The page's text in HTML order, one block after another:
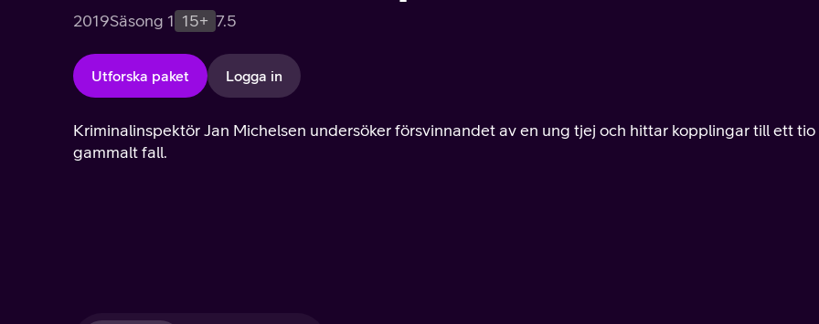
2019Säsong 1 15+ 7.5
Utforska paket Logga in
Kriminalinspektör Jan Michelsen undersöker försvinnandet av en ung tjej och hittar kopplingar till ett tio
gammalt fall.